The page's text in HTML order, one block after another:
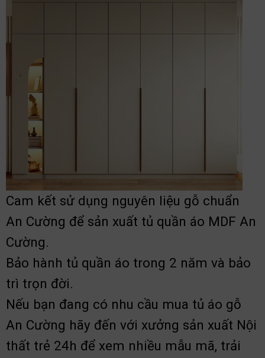
Cam kết sử dụng nguyên liệu gỗ chuẩn
An Cường để sản xuất tủ quần áo MDF An
Cường.
Bảo hành tủ quần áo trong 2 năm và bảo
trì trọn đời.
Nếu bạn đang có nhu cầu mua tủ áo gỗ
An Cường hãy đến với xưởng sản xuất Nội
thất trẻ 24h để xem nhiều mẫu mã, trải